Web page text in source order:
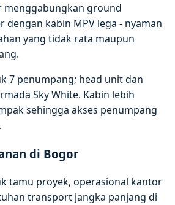
menggabungkan ground
dengan kabin MPV lega - nyaman
yang tidak rata maupun
7 penumpang; head unit dan
Sky White. Kabin lebih
sehingga akses penumpang
di Bogor
tamu proyek, operasional kantor
transport jangka panjang di